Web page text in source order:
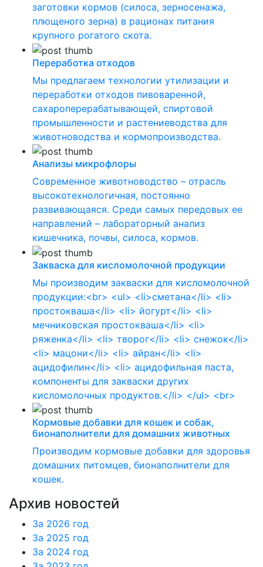
заготовки кормов (силоса, зерносенажа,
плющеного зерна) в рационах питания
крупного рогатого скота.
Переработка отходов
Мы предлагаем технологии утилизации и
переработки отходов пивоваренной,
сахароперерабатывающей, спиртовой
промышленности и растениеводства для
животноводства и кормопроизводства.
Анализы микрофлоры
Современное животноводство – отрасль
высокотехнологичная, постоянно
развивающаяся. Среди самых передовых ее
направлений – лабораторный анализ
кишечника, почвы, силоса, кормов.
Закваска для кисломолочной продукции
Мы производим закваски для кисломолочной
продукции:<br> <ul> <li>сметана</li> <li>
простокваша</li> <li> йогурт</li> <li>
мечниковская простокваша</li> <li>
ряженка</li> <li> творог</li> <li> снежок</li>
<li> мацони</li> <li> айран</li> <li>
ацидофилин</li> <li> ацидофильная паста,
компоненты для закваски других
кисломолочных продуктов.</li> </ul> <br>
Кормовые добавки для кошек и собак,
бионаполнители для домашних животных
Производим кормовые добавки для здоровья
домашних питомцев, бионаполнители для
кошек.
Архив новостей
За 2026 год
За 2025 год
За 2024 год